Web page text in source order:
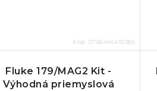
Kód: 5706445410385
Fluke 179/MAG2 Kit -
Výhodná priemyslová